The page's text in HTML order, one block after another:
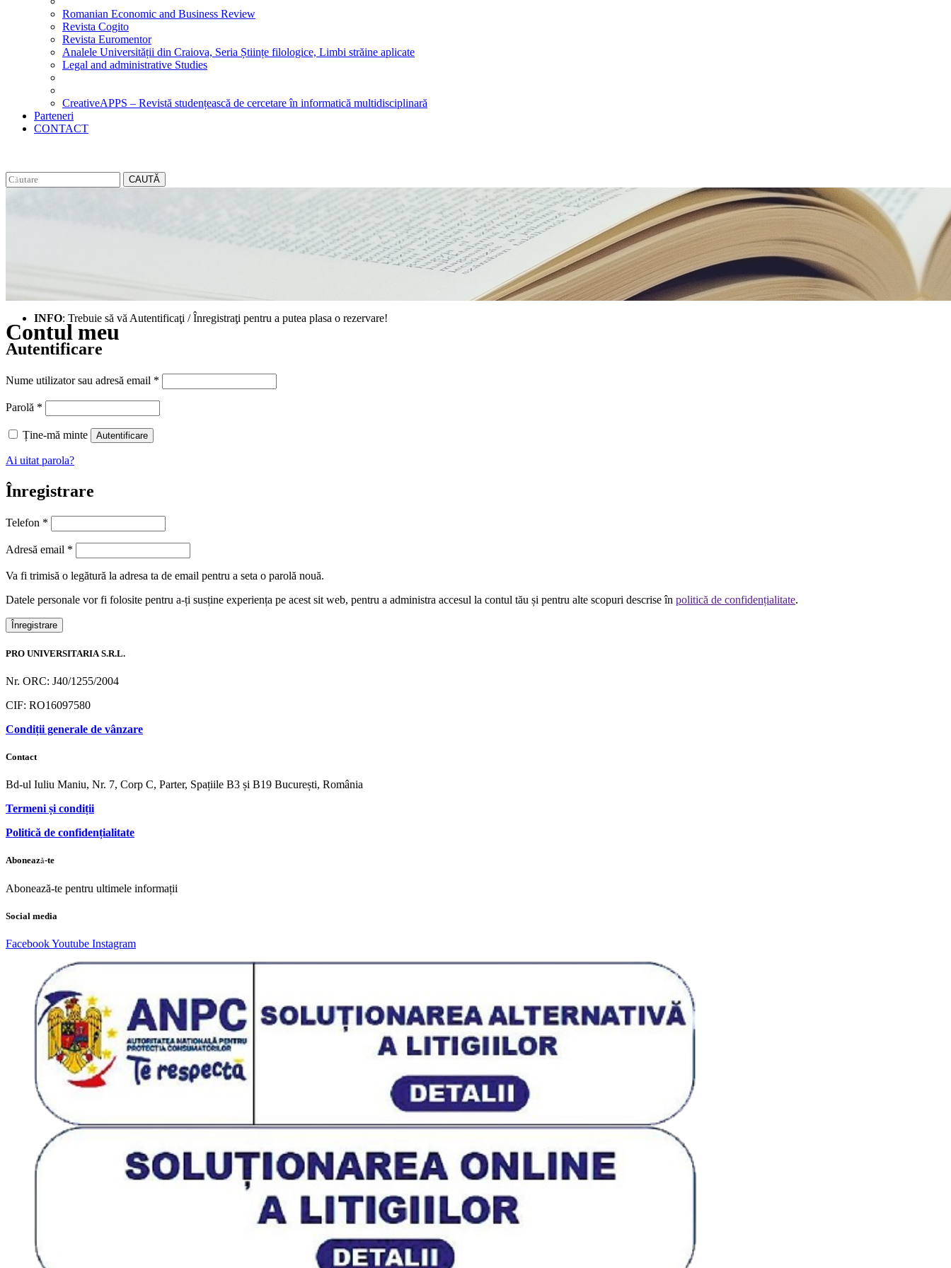
Romanian Economic and Business Review
Revista Cogito
Revista Euromentor
Analele Universității din Craiova, Seria Științe filologice, Limbi străine aplicate
Legal and administrative Studies
CreativeAPPS – Revistă studențească de cercetare în informatică multidisciplinară
Parteneri
CONTACT
CAUTĂ
Contul meu
INFO: Trebuie să vă Autentificaţi / Înregistraţi pentru a putea plasa o rezervare!
Autentificare
Nume utilizator sau adresă email *
Parolă *
Ține-mă minte Autentificare
Ai uitat parola?
Înregistrare
Telefon *
Adresă email *
Va fi trimisă o legătură la adresa ta de email pentru a seta o parolă nouă.
Datele personale vor fi folosite pentru a-ți susține experiența pe acest sit web, pentru a administra accesul la contul tău și pentru alte scopuri descrise în politică de confidențialitate.
Înregistrare
PRO UNIVERSITARIA S.R.L.
Nr. ORC: J40/1255/2004
CIF: RO16097580
Condiții generale de vânzare
Contact
Bd-ul Iuliu Maniu, Nr. 7, Corp C, Parter, Spațiile B3 și B19 București, România
Termeni și condiții
Politică de confidențialitate
Abonează-te
Abonează-te pentru ultimele informații
Social media
FacebookYoutube Instagram